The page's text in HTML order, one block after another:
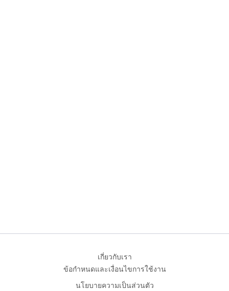
เกี่ยวกับเรา
ข้อกำหนดและเงื่อนไขการใช้งาน
นโยบายความเป็นส่วนตัว